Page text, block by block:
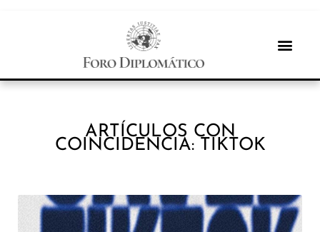
ARTÍCULOS CON
COINCIDENCIA: TIKTOK